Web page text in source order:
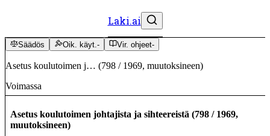
Laki.ai
Säädös Oik. käyt.- Vir. ohjeet-
Asetus koulutoimen j… (798 / 1969, muutoksineen)
Voimassa
Asetus koulutoimen johtajista ja sihteereistä (798 / 1969,
muutoksineen)